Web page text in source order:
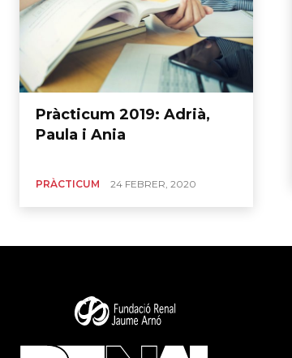
Pràcticum 2019: Adrià,
Paula i Ania
PRÀCTICUM 24 FEBRER, 2020